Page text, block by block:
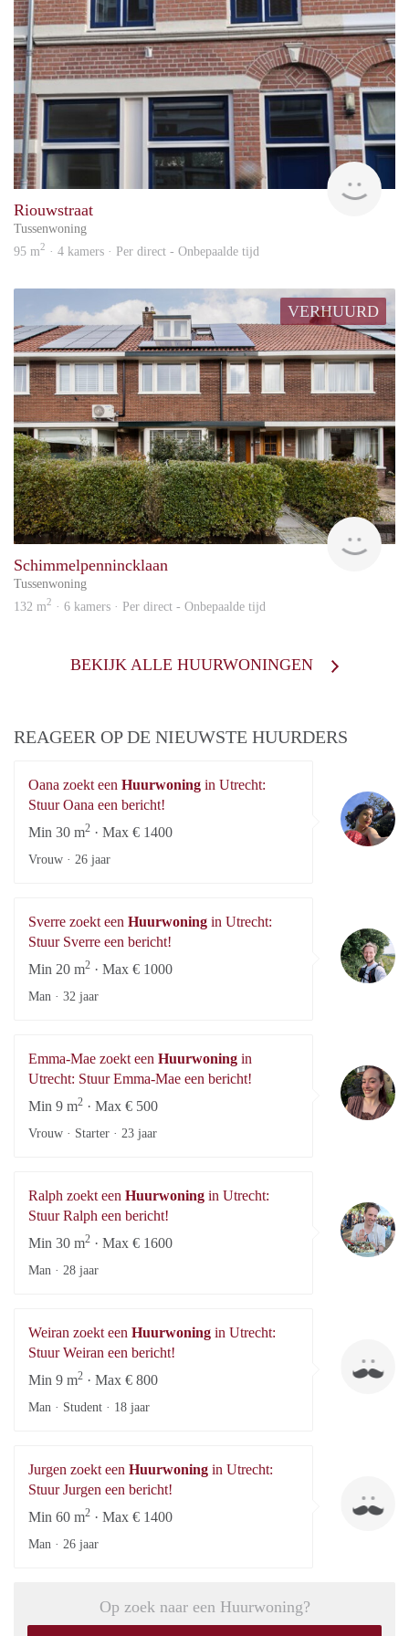
Riouwstraat
Tussenwoning
95 m2 · 4 kamers · Per direct - Onbepaalde tijd
VERHUURD
Otten
Schimmelpennincklaan
Tussenwoning
132 m2 · 6 kamers · Per direct - Onbepaalde tijd
BEKIJK ALLE HUURWONINGEN
REAGEER OP DE NIEUWSTE HUURDERS
Oana zoekt een Huurwoning in Utrecht:
Stuur Oana een bericht!
Min 30 m2 · Max € 1400
Vrouw · 26 jaar
Sverre zoekt een Huurwoning in Utrecht:
Stuur Sverre een bericht!
Min 20 m2 · Max € 1000
Man · 32 jaar
Emma-Mae zoekt een Huurwoning in
Utrecht: Stuur Emma-Mae een bericht!
Min 9 m2 · Max € 500
Vrouw · Starter · 23 jaar
Ralph zoekt een Huurwoning in Utrecht:
Stuur Ralph een bericht!
Min 30 m2 · Max € 1600
Man · 28 jaar
Weiran zoekt een Huurwoning in Utrecht:
Stuur Weiran een bericht!
Min 9 m2 · Max € 800
Man · Student · 18 jaar
Jurgen zoekt een Huurwoning in Utrecht:
Stuur Jurgen een bericht!
Min 60 m2 · Max € 1400
Man · 26 jaar
Op zoek naar een Huurwoning?